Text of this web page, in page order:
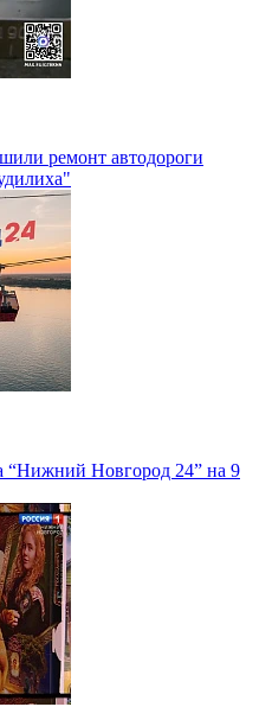
ремонт автодороги
“Нижний Новгород 24” на 9